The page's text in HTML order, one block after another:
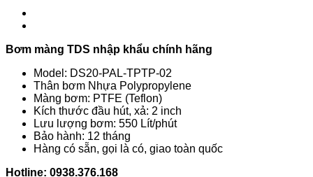
Bơm màng TDS nhập khẩu chính hãng
Model: DS20-PAL-TPTP-02
Thân bơm Nhựa Polypropylene
Màng bơm: PTFE (Teflon)
Kích thước đầu hút, xả: 2 inch
Lưu lượng bơm: 550 Lít/phút
Bảo hành: 12 tháng
Hàng có sẵn, gọi là có, giao toàn quốc
Hotline: 0938.376.168